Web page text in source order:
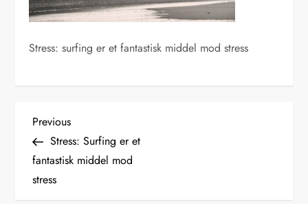
Stress: surfing er et fantastisk middel mod stress
I
n
d
Previous
Post
Previous
Stress: Surfing er et
fantastisk middel mod
stress